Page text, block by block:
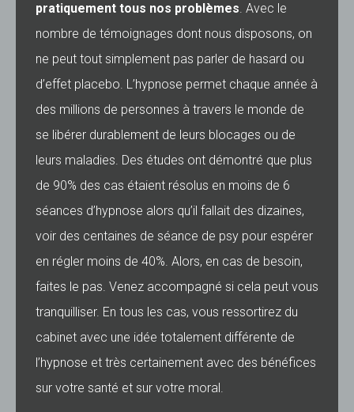
pratiquement tous nos problèmes. Avec le
nombre de témoignages dont nous disposons, on
ne peut tout simplement pas parler de hasard ou
d’effet placebo. L’hypnose permet chaque année à
des millions de personnes à travers le monde de
se libérer durablement de leurs blocages ou de
leurs maladies. Des études ont démontré que plus
de 90% des cas étaient résolus en moins de 6
séances d’hypnose alors qu’il fallait des dizaines,
voir des centaines de séance de psy pour espérer
en régler moins de 40%. Alors, en cas de besoin,
faites le pas. Venez accompagné si cela peut vous
tranquilliser. En tous les cas, vous ressortirez du
cabinet avec une idée totalement différente de
l’hypnose et très certainement avec des bénéfices
sur votre santé et sur votre moral.